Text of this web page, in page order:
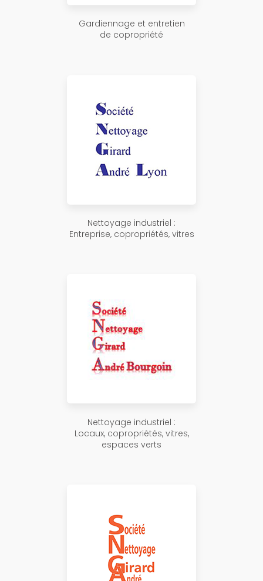
Gardiennage et entretien
de copropriété
Nettoyage industriel :
Entreprise, copropriétés, vitres
Nettoyage industriel :
Locaux, copropriétés, vitres,
espaces verts